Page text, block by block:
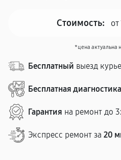
Стоимость:
*цена актуальна
Бесплатный выезд
Бесплатная диагностика
Гарантия на ремонт до
Экспресс ремонт за 20